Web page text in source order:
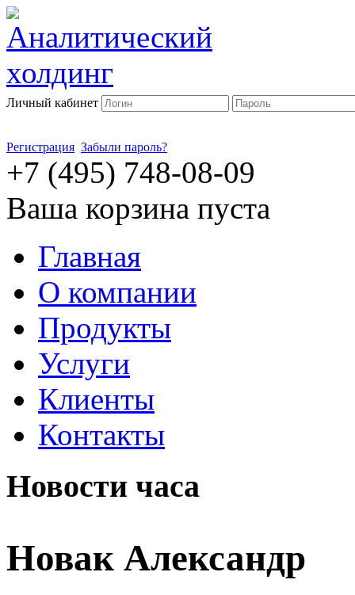
Личный кабинет
Регистрация Забыли пароль?
+7 (495) 748-08-09
Ваша корзина пуста
Главная
О компании
Продукты
Услуги
Клиенты
Контакты
Новости часа
Новак Александр